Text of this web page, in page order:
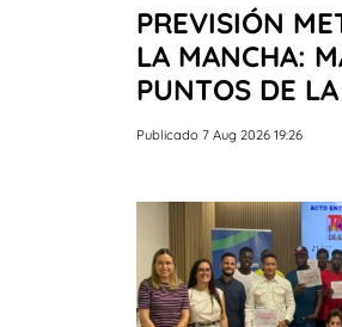
PREVISIÓN
LA MANCHA:
PUNTOS DE
Publicado 7 Aug 2026 19:26